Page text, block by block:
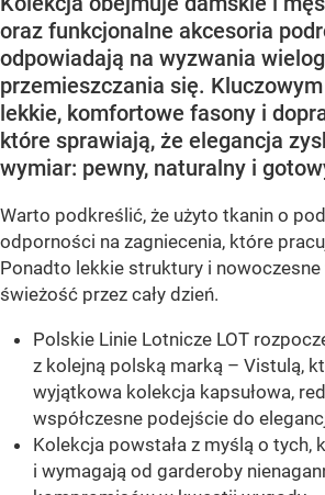
oraz funkcjonalne akcesoria
odpowiadają na wyzwania
przemieszczania się.
lekkie, komfortowe fasony i
które sprawiają, że elegancja
wymiar: pewny, naturalny i
Warto podkreślić, że użyto tkanin o
odporności na zagniecenia, które
Ponadto lekkie struktury i nowoczesne
świeżość przez cały dzień.
Polskie Linie Lotnicze LOT
z kolejną polską marką – Vistulą,
wyjątkowa kolekcja kapsułowa,
współczesne podejście do
Kolekcja powstała z myślą o tych,
i wymagają od garderoby